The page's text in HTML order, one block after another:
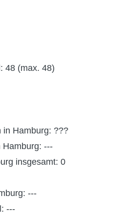
48 (max. 48)
in Hamburg: ???
Hamburg: ---
insgesamt: 0
---
---